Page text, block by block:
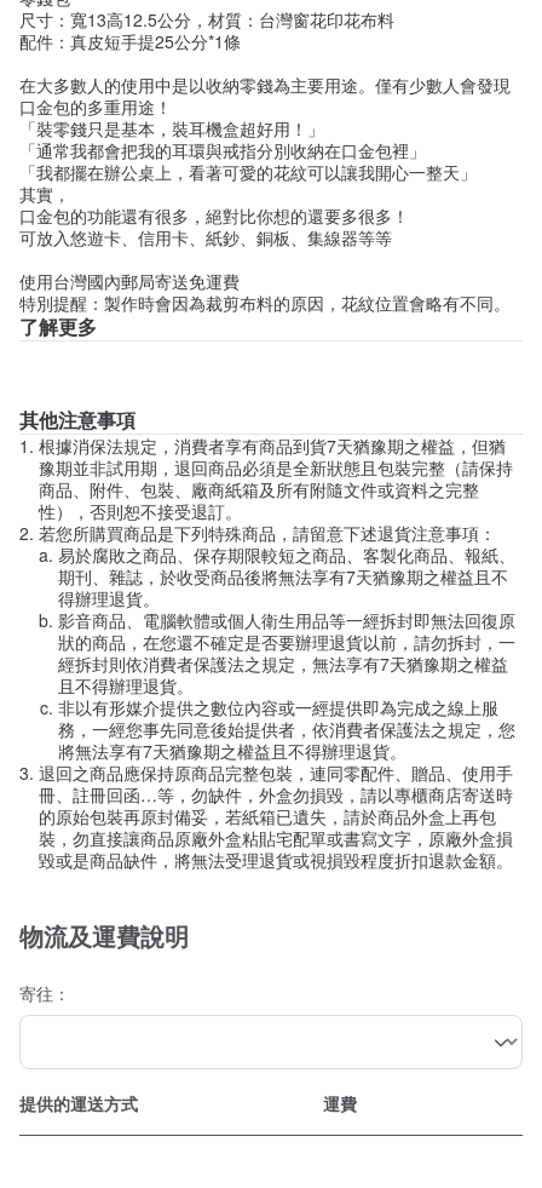
尺寸：寬13高12.5公分，材質：台灣窗花印花布料
配件：真皮短手提25公分*1條
在大多數人的使用中是以收納零錢為主要用途。僅有少數人會發現
口金包的多重用途！
「裝零錢只是基本，裝耳機盒超好用！」
「通常我都會把我的耳環與戒指分別收納在口金包裡」
「我都擺在辦公桌上，看著可愛的花紋可以讓我開心一整天」
其實，
口金包的功能還有很多，絕對比你想的還要多很多！
可放入悠遊卡、信用卡、紙鈔、銅板、集線器等等
使用台灣國內郵局寄送免運費
特別提醒：製作時會因為裁剪布料的原因，花紋位置會略有不同。
了解更多
其他注意事項
根據消保法規定，消費者享有商品到貨7天猶豫期之權益，但猶
豫期並非試用期，退回商品必須是全新狀態且包裝完整（請保持
商品、附件、包裝、廠商紙箱及所有附隨文件或資料之完整
性），否則恕不接受退訂。
若您所購買商品是下列特殊商品，請留意下述退貨注意事項：
易於腐敗之商品、保存期限較短之商品、客製化商品、報紙、
期刊、雜誌，於收受商品後將無法享有7天猶豫期之權益且不
得辦理退貨。
影音商品、電腦軟體或個人衛生用品等一經拆封即無法回復原
狀的商品，在您還不確定是否要辦理退貨以前，請勿拆封，一
經拆封則依消費者保護法之規定，無法享有7天猶豫期之權益
且不得辦理退貨。
非以有形媒介提供之數位內容或一經提供即為完成之線上服
務，一經您事先同意後始提供者，依消費者保護法之規定，您
將無法享有7天猶豫期之權益且不得辦理退貨。
退回之商品應保持原商品完整包裝，連同零配件、贈品、使用手
冊、註冊回函…等，勿缺件，外盒勿損毀，請以專櫃商店寄送時
的原始包裝再原封備妥，若紙箱已遺失，請於商品外盒上再包
裝，勿直接讓商品原廠外盒粘貼宅配單或書寫文字，原廠外盒損
毀或是商品缺件，將無法受理退貨或視損毀程度折扣退款金額。
物流及運費說明
寄往：
提供的運送方式 運費